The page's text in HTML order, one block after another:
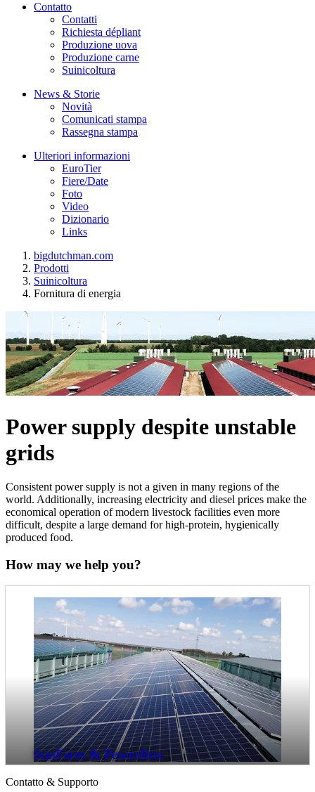
Contatto
Contatti
Richiesta dépliant
Produzione uova
Produzione carne
Suinicoltura
News & Storie
Novità
Comunicati stampa
Rassegna stampa
Ulteriori informazioni
EuroTier
Fiere/Date
Foto
Video
Dizionario
Links
bigdutchman.com
Prodotti
Suinicoltura
Fornitura di energia
Power supply despite unstable
grids
Consistent power supply is not a given in many regions of the
world. Additionally, increasing electricity and diesel prices make the
economical operation of modern livestock facilities even more
difficult, despite a large demand for high-protein, hygienically
produced food.
How may we help you?
SunFarm & PowerBox
Contatto & Supporto